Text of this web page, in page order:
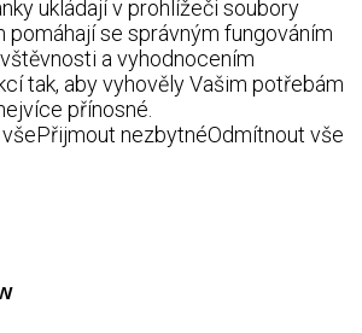
ukládají v prohlížeči soubory
pomáhají se správným fungováním
a vyhodnocením
tak, aby vyhověly Vašim potřebám
přínosné.
Přijmout nezbytnéOdmítnout vše